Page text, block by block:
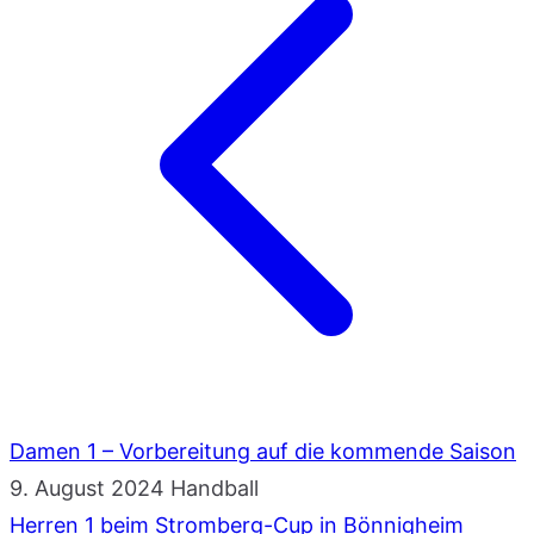
Damen 1 – Vorbereitung auf die kommende Saison
9. August 2024 Handball
Herren 1 beim Stromberg-Cup in Bönnigheim